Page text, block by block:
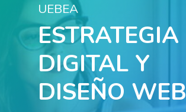
UEBEA
ESTRATEGIA
DIGITAL Y
DISEÑO WEB